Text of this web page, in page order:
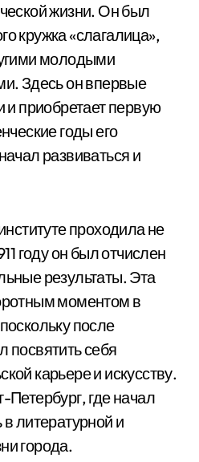
жизни. Он был
кружка «слагалица»,
молодыми
Здесь он впервые
и приобретает первую
годы его
развиваться и
проходила не
году он был отчислен
результаты. Эта
моментом в
после
посвятить себя
карьере и искусству.
где начал
в литературной и
города.